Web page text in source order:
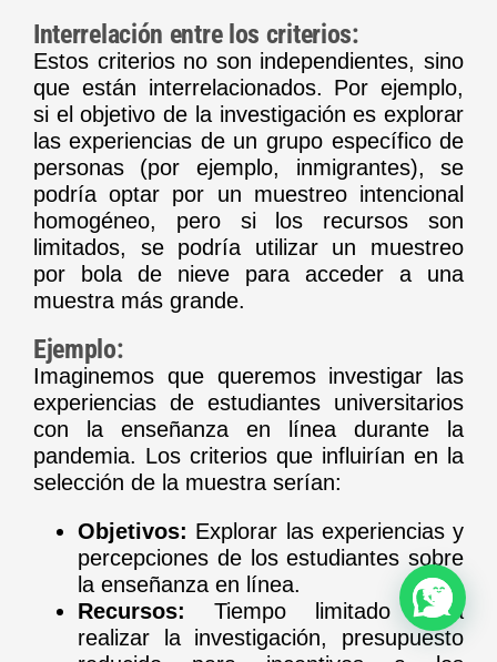
Interrelación entre los criterios:
Estos criterios no son independientes, sino
que están interrelacionados. Por ejemplo,
si el objetivo de la investigación es explorar
las experiencias de un grupo específico de
personas (por ejemplo, inmigrantes), se
podría optar por un muestreo intencional
homogéneo, pero si los recursos son
limitados, se podría utilizar un muestreo
por bola de nieve para acceder a una
muestra más grande.
Ejemplo:
Imaginemos que queremos investigar las
experiencias de estudiantes universitarios
con la enseñanza en línea durante la
pandemia. Los criterios que influirían en la
selección de la muestra serían:
Objetivos: Explorar las experiencias y
percepciones de los estudiantes sobre
la enseñanza en línea.
Recursos: Tiempo limitado para
realizar la investigación, presupuesto